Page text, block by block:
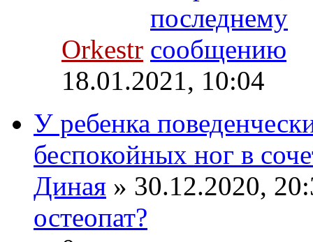
Orkestr
18.01.2021, 10:04
У ребенка
беспокойных ног в
Диная » 30.12.2020,
остеопат?